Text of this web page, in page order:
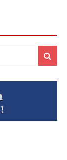
Search